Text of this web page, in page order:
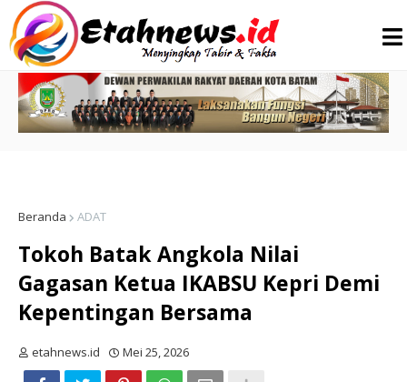
Beranda ADAT
Tokoh Batak Angkola Nilai
Gagasan Ketua IKABSU Kepri Demi
Kepentingan Bersama
etahnews.id Mei 25, 2026